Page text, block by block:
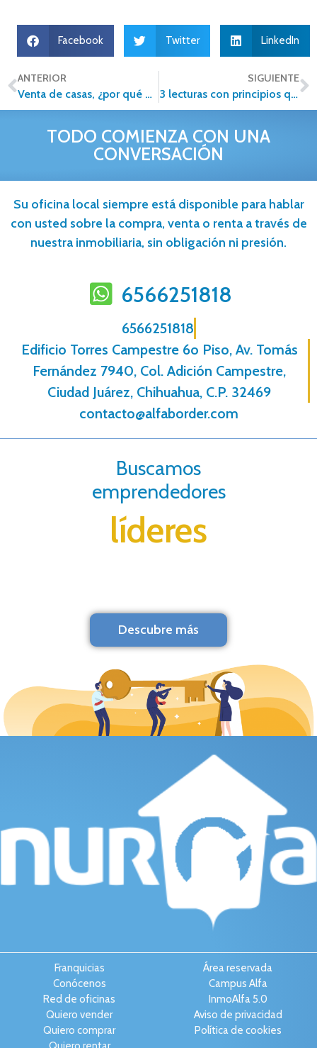
Facebook Twitter LinkedIn
ANTERIOR
Venta de casas, ¿por qué buscarlas con un asesor inmobiliario?
SIGUIENTE
3 lecturas con principios que todo agente inmobiliario innovador debe conocer
TODO COMIENZA CON UNA
CONVERSACIÓN
Su oficina local siempre está disponible para hablar
con usted sobre la compra, venta o renta a través de
nuestra inmobiliaria, sin obligación ni presión.
6566251818
6566251818
Edificio Torres Campestre 6o Piso, Av. Tomás
Fernández 7940, Col. Adición Campestre,
Ciudad Juárez, Chihuahua, C.P. 32469
contacto@alfaborder.com
Buscamos
emprendedores
líderes
Descubre más
Franquicias
Conócenos
Red de oficinas
Quiero vender
Quiero comprar
Área reservada
Campus Alfa
InmoAlfa 5.0
Aviso de privacidad
Política de cookies